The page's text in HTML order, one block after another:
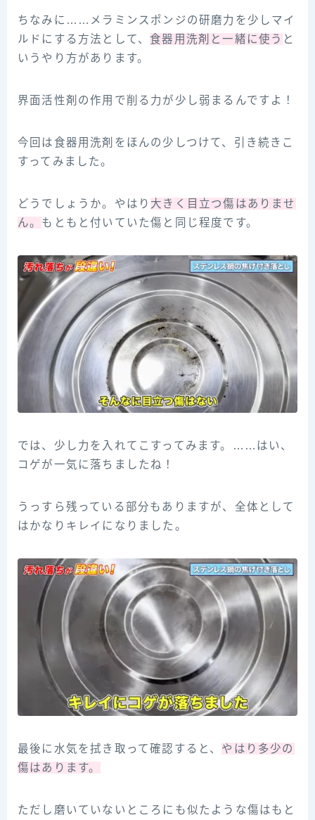
ちなみに……メラミンスポンジの研磨力を少しマイ
ルドにする方法として、食器用洗剤と一緒に使う と
いうやり方があります。
界面活性剤の作用で削る力が少し弱まるんですよ！
今回は食器用洗剤をほんの少しつけて、引き続きこ
すってみました。
どうでしょうか。やはり 大きく目立つ傷はありませ
ん。 もともと付いていた傷と同じ程度です。
では、少し力を入れてこすってみます。……はい、
コゲが一気に落ちましたね！
うっすら残っている部分もありますが、全体として
はかなりキレイになりました。
最後に水気を拭き取って確認すると、 やはり多少の
傷はあります。
ただし磨いていないところにも似たような傷はもと